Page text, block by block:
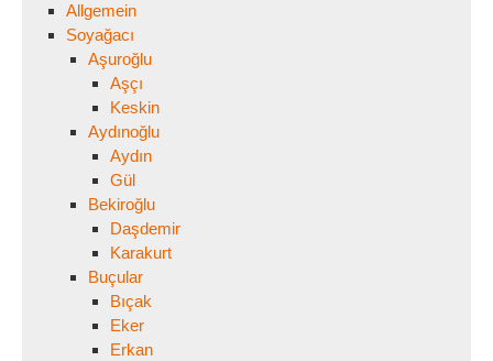
Allgemein
Soyağacı
Aşuroğlu
Aşçı
Keskin
Aydınoğlu
Aydın
Gül
Bekiroğlu
Daşdemir
Karakurt
Buçular
Bıçak
Eker
Erkan